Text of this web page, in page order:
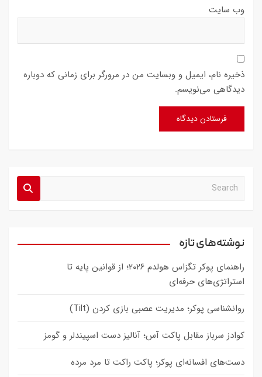
وب‌ سایت
ذخیره نام، ایمیل و وبسایت من در مرورگر برای زمانی که دوباره
دیدگاهی می‌نویسم.
a
c
نوشته‌های تازه
راهنمای پوکر تگزاس هولدم ۲۰۲۶؛ از قوانین پایه تا
استراتژی‌های حرفه‌ای
روانشناسی پوکر؛ مدیریت عصبی بازی کردن (Tilt)
کوادز سرباز مقابل پاکت آس؛ آنالیز دست اسپیندلر و گومز
دست‌های افسانه‌ای پوکر؛ پاکت راکت تا مرد مرده